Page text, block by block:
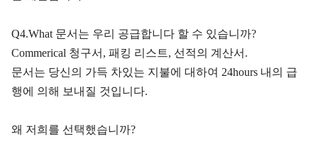
Q4.What 문서는 우리 공급합니다 할 수 있습니까?
Commerical 청구서, 패킹 리스트, 선적의 계산서.
문서는 당신의 가득 차있는 지불에 대하여 24hours 내의 급
행에 의해 보내질 것입니다.
왜 저희를 선택했습니까?